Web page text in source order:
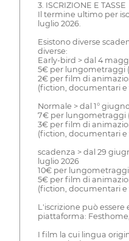
3. ISCRIZIONE E TASSE
Il termine ultimo per
luglio 2026.
Esistono diverse
diverse:
Early-bird > dal 4
5€ per lungometraggi
2€ per film di
(fiction, documentari e
Normale > dal 1°
7€ per lungometraggi
3€ per film di
(fiction, documentari e
scadenza > dal 29
luglio 2026
10€ per
5€ per film di
(fiction, documentari e
L'iscrizione può
piattaforma:
I film la cui lingua